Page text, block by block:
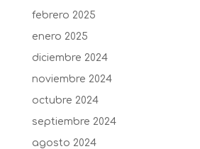
febrero 2025
enero 2025
diciembre 2024
noviembre 2024
octubre 2024
septiembre 2024
agosto 2024